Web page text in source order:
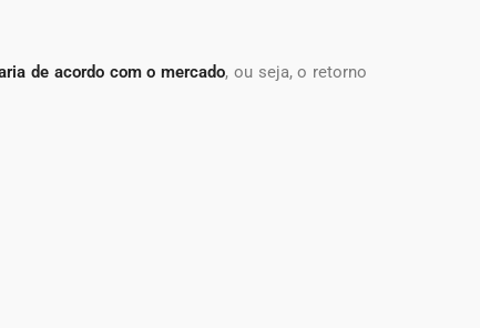
de acordo com o mercado, ou seja, o retorno